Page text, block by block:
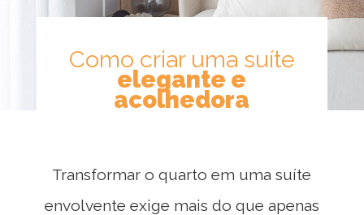
Cozinhas
Lavanderia
Como criar uma suíte
elegante e
acolhedora
Transformar o quarto em uma suíte
envolvente exige mais do que apenas